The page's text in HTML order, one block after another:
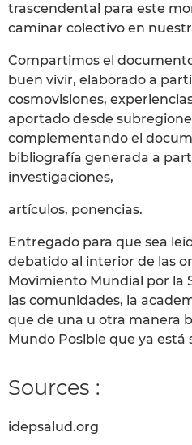
trascendental para este
caminar colectivo en
Compartimos el
buen vivir, elaborado a
cosmovisiones,
aportado desde
complementando el
bibliografía generada a
investigaciones,
artículos, ponencias.
Entregado para que sea
debatido al interior de las
Movimiento Mundial por la
las comunidades, la
que de una u otra manera
Mundo Posible que ya está
Sources :
idepsalud.org